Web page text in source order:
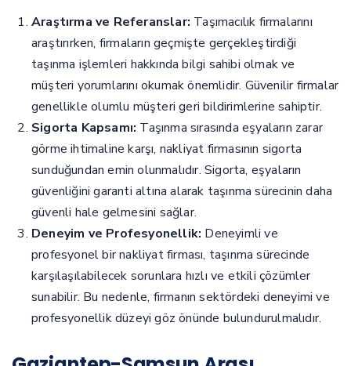
Araştırma ve Referanslar: Taşımacılık firmalarını
araştırırken, firmaların geçmişte gerçekleştirdiği
taşınma işlemleri hakkında bilgi sahibi olmak ve
müşteri yorumlarını okumak önemlidir. Güvenilir firmalar
genellikle olumlu müşteri geri bildirimlerine sahiptir.
Sigorta Kapsamı: Taşınma sırasında eşyaların zarar
görme ihtimaline karşı, nakliyat firmasının sigorta
sunduğundan emin olunmalıdır. Sigorta, eşyaların
güvenliğini garanti altına alarak taşınma sürecinin daha
güvenli hale gelmesini sağlar.
Deneyim ve Profesyonellik: Deneyimli ve
profesyonel bir nakliyat firması, taşınma sürecinde
karşılaşılabilecek sorunlara hızlı ve etkili çözümler
sunabilir. Bu nedenle, firmanın sektördeki deneyimi ve
profesyonellik düzeyi göz önünde bulundurulmalıdır.